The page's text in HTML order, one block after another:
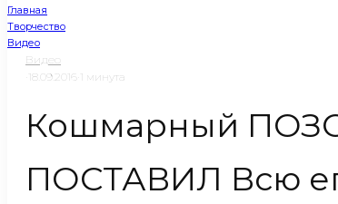
Главная
Творчество
Видео
Видео
18.09.2016 1 минута
Кошмарный
ПОСТАВИЛ Всю